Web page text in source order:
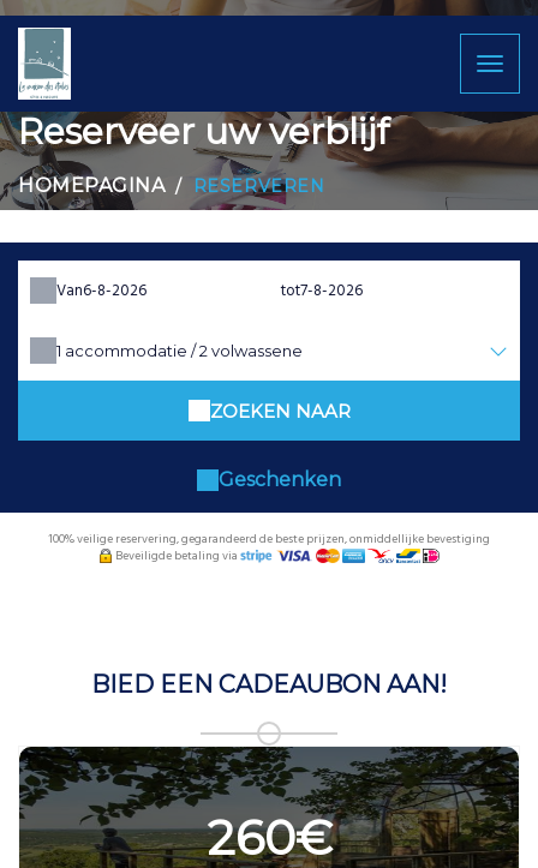
Reserveer uw verblijf
HOMEPAGINA RESERVEREN
Van tot
1 accommodatie /2 volwassene
ZOEKEN NAAR
Geschenken
100% veilige reservering, gegarandeerd de beste prijzen, onmiddellijke bevestiging
Beveiligde betaling via
BIED EEN CADEAUBON AAN!
260€